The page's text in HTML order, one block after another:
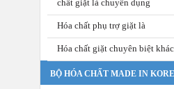
chất giặt là chuyên dụng
Hóa chất phụ trợ giặt là
Hóa chất giặt chuyên biệt khác
BỘ HÓA CHẤT MADE IN